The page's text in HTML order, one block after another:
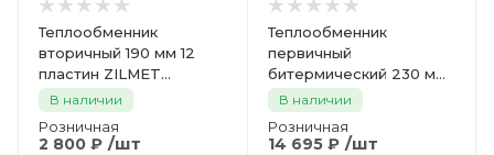
Теплообменник
вторичный 190 мм 12
пластин ZILMET
17B1901230
В наличии
Розничная
2 800 ₽ /шт
Теплообменник
первичный
битермический 230 мм
TEPLOWEST
SaunierGPT
2.55.35.076.04
В наличии
Розничная
14 695₽ /шт